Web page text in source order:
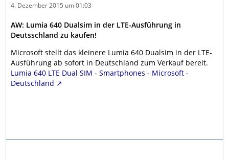
4. Dezember 2015 um 01:03
AW: Lumia 640 Dualsim in der LTE-Ausführung in
Deutsschland zu kaufen!
Microsoft stellt das kleinere Lumia 640 Dualsim in der LTE-
Ausführung ab sofort in Deutschland zum Verkauf bereit.
Lumia 640 LTE Dual SIM - Smartphones - Microsoft -
Deutschland